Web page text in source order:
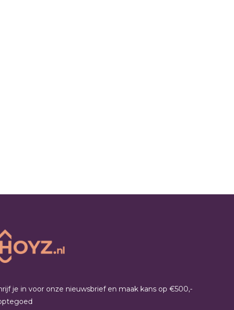
je in voor onze nieuwsbrief en maak kans op €500,-